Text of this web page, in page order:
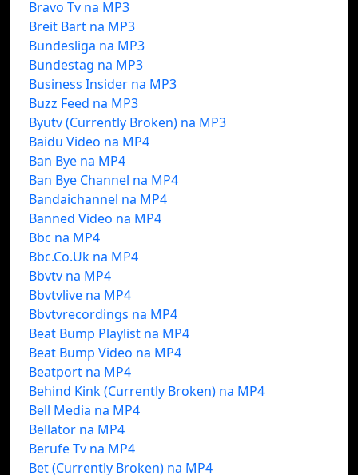
Bravo Tv na MP3
Breit Bart na MP3
Bundesliga na MP3
Bundestag na MP3
Business Insider na MP3
Buzz Feed na MP3
Byutv (Currently Broken) na MP3
Baidu Video na MP4
Ban Bye na MP4
Ban Bye Channel na MP4
Bandaichannel na MP4
Banned Video na MP4
Bbc na MP4
Bbc.Co.Uk na MP4
Bbvtv na MP4
Bbvtvlive na MP4
Bbvtvrecordings na MP4
Beat Bump Playlist na MP4
Beat Bump Video na MP4
Beatport na MP4
Behind Kink (Currently Broken) na MP4
Bell Media na MP4
Bellator na MP4
Berufe Tv na MP4
Bet (Currently Broken) na MP4